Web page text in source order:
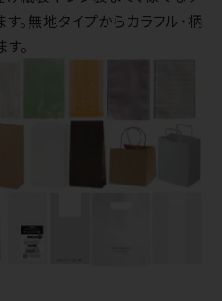
。無地タイプからカラフル・柄
。